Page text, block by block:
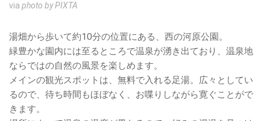
via photo by PIXTA
湯畑から歩いて約10分の位置にある、西の河原公園。
緑豊かな園内には至るところで温泉が湧き出ており、温泉地
ならではの自然の風景を楽しめます。
メインの観光スポットは、無料で入れる足湯。広々としてい
るので、待ち時間もほぼなく、お喋りしながら寛ぐことがで
きます。